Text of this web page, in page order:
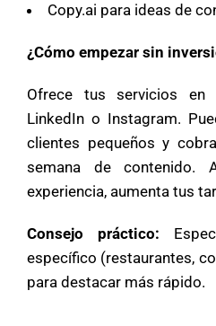
Copy.ai para ideas de
¿Cómo empezar sin
Ofrece tus servicios en
LinkedIn o Instagram.
clientes pequeños y
semana de contenido.
experiencia, aumenta tus
Consejo práctico:
específico (restaurantes,
para destacar más rápido.